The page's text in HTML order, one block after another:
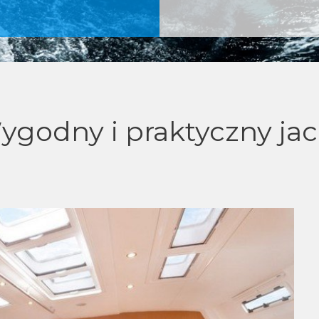
i praktyczny